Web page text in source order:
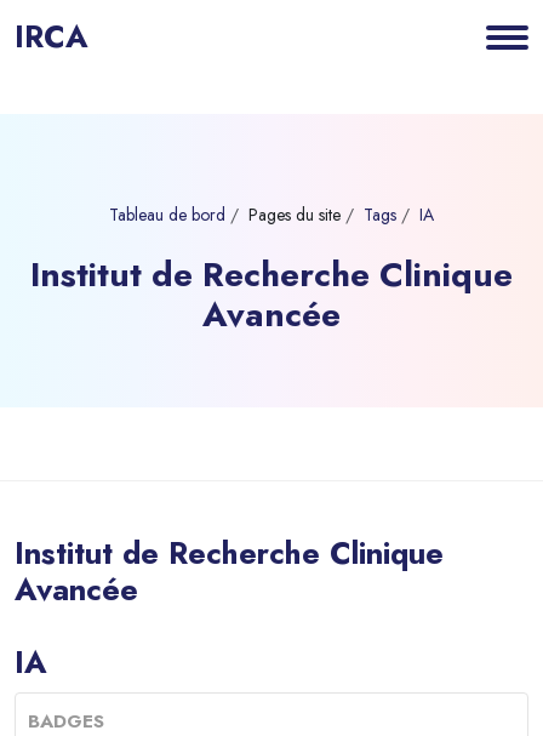
IRCA
Tableau de bord Pages du site Tags IA
Institut de Recherche Clinique
Avancée
Institut de Recherche Clinique
Avancée
Blocs
IA
BADGES